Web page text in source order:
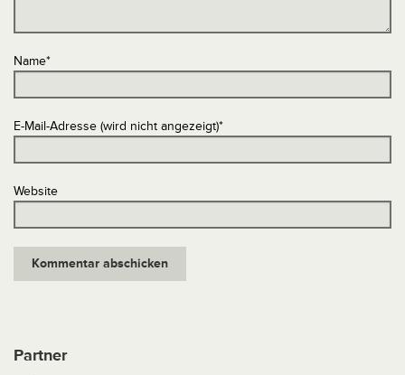
Name*
E-Mail-Adresse (wird nicht angezeigt)*
Website
Partner